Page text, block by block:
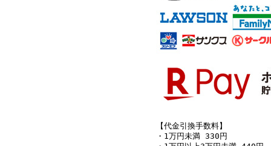
【代金引換手数料】
・1万円未満 330円